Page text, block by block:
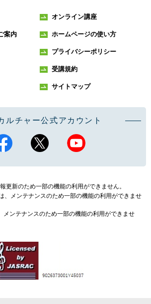
オンライン講座
案内 ホームページの使い方
プライバシーポリシー
受講規約
サイトマップ
ルチャー公式アカウント
更新のため一部の機能の利用ができません。
、メンテナンスのため一部の機能の利用ができませ
メンテナンスのため一部の機能の利用ができませ